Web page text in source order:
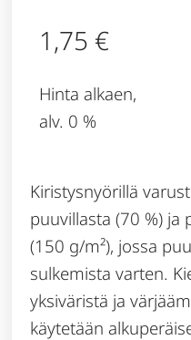
1,75 €
Hinta alkaen,
alv. 0 %
Kiristysnyörillä
puuvillasta (70 %) ja
(150 g/m²), jossa
sulkemista varten.
yksiväristä ja
käytetään